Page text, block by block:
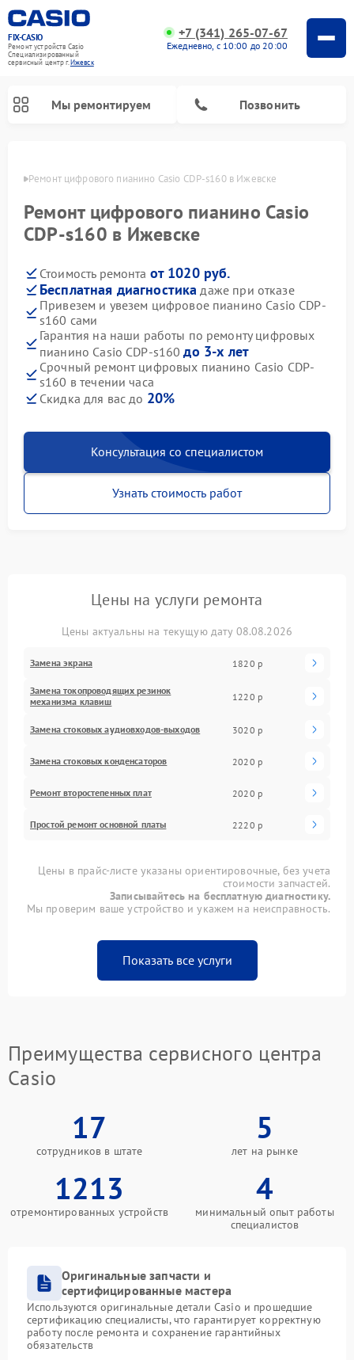
FIX-CASIO
Ремонт устройств Casio
Специализированный
cервисный центр г.Ижевск
+7 (341) 265-07-67
Ежедневно, с 10:00 до 20:00
Мы ремонтируем Позвонить
Ремонт цифрового пианино Casio CDP-s160 в Ижевске
Ремонт цифрового пианино Casio
CDP-s160 в Ижевске
Стоимость ремонта от 1020 руб.
Бесплатная диагностика даже при отказе
Привезем и увезем цифровое пианино Casio CDP-
s160 сами
Гарантия на наши работы по ремонту цифровых
пианино Casio CDP-s160до 3-х лет
Срочный ремонт цифровых пианино Casio CDP-
s160 в течении часа
Скидка для вас до 20%
Консультация со специалистом
Узнать стоимость работ
Цены на услуги ремонта
Цены актуальны на текущую дату 08.08.2026
Замена экрана 1820 р
Замена токопроводящих резинок
механизма клавиш
1220 р
Замена стоковых аудиовходов-выходов 3020 р
Замена стоковых конденсаторов 2020 р
Ремонт второстепенных плат 2020 р
Простой ремонт основной платы 2220 р
Цены в прайс-листе указаны ориентировочные, без учета
стоимости запчастей.
Записывайтесь на бесплатную диагностику.
Мы проверим ваше устройство и укажем на неисправность.
Показать все услуги
Преимущества сервисного центра
Casio
17
сотрудников в штате
5
лет на рынке
1213
отремонтированных устройств
4
минимальный опыт работы
специалистов
Оригинальные запчасти и
сертифицированные мастера
Используются оригинальные детали Casio и прошедшие
сертификацию специалисты, что гарантирует корректную
работу после ремонта и сохранение гарантийных
обязательств